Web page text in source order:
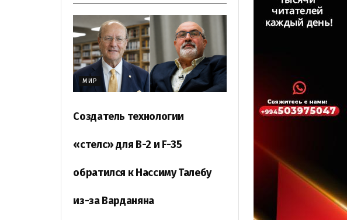
МИР
Создатель технологии
«стелс» для B-2 и F-35
обратился к Нассиму Талебу
из-за Варданяна